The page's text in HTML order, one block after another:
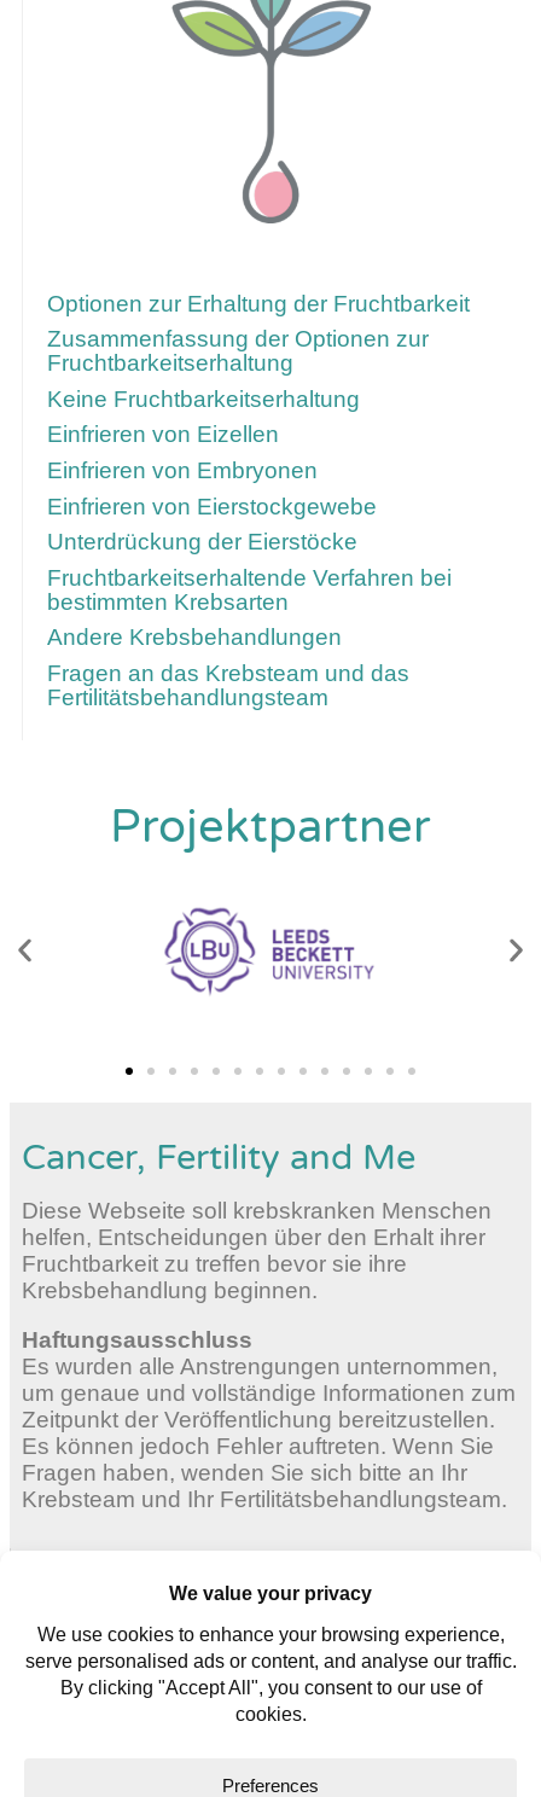
Optionen zur Erhaltung der Fruchtbarkeit
Zusammenfassung der Optionen zur
Fruchtbarkeitserhaltung
Keine Fruchtbarkeitserhaltung
Einfrieren von Eizellen
Einfrieren von Embryonen
Einfrieren von Eierstockgewebe
Unterdrückung der Eierstöcke
Fruchtbarkeitserhaltende Verfahren bei
bestimmten Krebsarten
Andere Krebsbehandlungen
Fragen an das Krebsteam und das
Fertilitätsbehandlungsteam
Projektpartner
Cancer, Fertility and Me
Diese Webseite soll krebskranken Menschen
helfen, Entscheidungen über den Erhalt ihrer
Fruchtbarkeit zu treffen bevor sie ihre
Krebsbehandlung beginnen.
Haftungsausschluss
Es wurden alle Anstrengungen unternommen,
um genaue und vollständige Informationen zum
Zeitpunkt der Veröffentlichung bereitzustellen.
Es können jedoch Fehler auftreten. Wenn Sie
Fragen haben, wenden Sie sich bitte an Ihr
Krebsteam und Ihr Fertilitätsbehandlungsteam.
Für junge Männer
Kontaktieren Sie uns